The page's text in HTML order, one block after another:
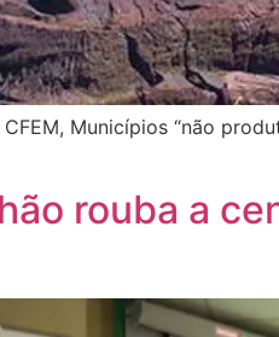
Municípios “não
rouba a